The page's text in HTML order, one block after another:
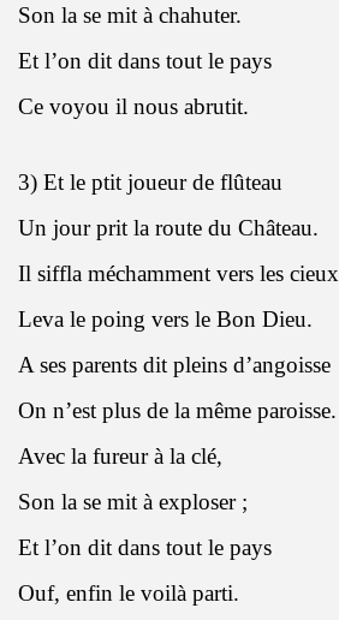
Son la se mit à chahuter.
Et l’on dit dans tout le pays
Ce voyou il nous abrutit.
3) Et le ptit joueur de flûteau
Un jour prit la route du Château.
Il siffla méchamment vers les cieux
Leva le poing vers le Bon Dieu.
A ses parents dit pleins d’angoisse
On n’est plus de la même paroisse.
Avec la fureur à la clé,
Son la se mit à exploser ;
Et l’on dit dans tout le pays
Ouf, enfin le voilà parti.